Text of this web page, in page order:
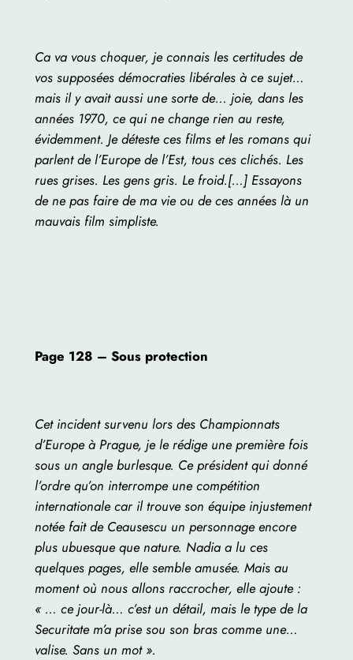
Ca va vous choquer, je connais les certitudes de
vos supposées démocraties libérales à ce sujet…
mais il y avait aussi une sorte de… joie, dans les
années 1970, ce qui ne change rien au reste,
évidemment. Je déteste ces films et les romans qui
parlent de l’Europe de l’Est, tous ces clichés. Les
rues grises. Les gens gris. Le froid.[…] Essayons
de ne pas faire de ma vie ou de ces années là un
mauvais film simpliste.
Page 128 – Sous protection
Cet incident survenu lors des Championnats
d’Europe à Prague, je le rédige une première fois
sous un angle burlesque. Ce président qui donné
l’ordre qu’on interrompe une compétition
internationale car il trouve son équipe injustement
notée fait de Ceausescu un personnage encore
plus ubuesque que nature. Nadia a lu ces
quelques pages, elle semble amusée. Mais au
moment où nous allons raccrocher, elle ajoute :
« … ce jour-là… c’est un détail, mais le type de la
Securitate m’a prise sou son bras comme une…
valise. Sans un mot ».